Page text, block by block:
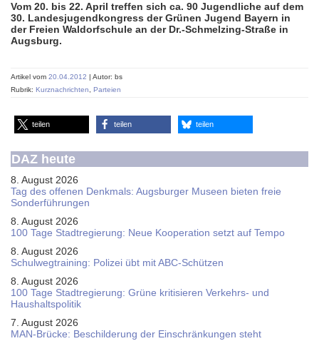
Vom 20. bis 22. April treffen sich ca. 90 Jugendliche auf dem
30. Landesjugendkongress der Grünen Jugend Bayern in
der Freien Waldorfschule an der Dr.-Schmelzing-Straße in
Augsburg.
Artikel vom 20.04.2012 | Autor: bs
Rubrik: Kurznachrichten Parteien
teilen teilen teilen
DAZ heute
8. August 2026
Tag des offenen Denkmals: Augsburger Museen bieten freie
Sonderführungen
8. August 2026
100 Tage Stadtregierung: Neue Kooperation setzt auf Tempo
8. August 2026
Schul­weg­trai­ning: Poli­zei übt mit ABC-Schüt­zen
8. August 2026
100 Tage Stadtregierung: Grüne kritisieren Verkehrs- und
Haushaltspolitik
7. August 2026
MAN-Brücke: Beschilderung der Einschränkungen steht